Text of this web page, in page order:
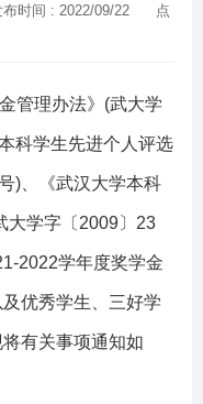
布时间 : 2022/09/22 点
管理办法》 (武大学
科学生先进个人评选
) 、《武汉大学本科
大学字〔 2009〕 23
2022学年度奖学金
优秀学生、三好学
有关事项通知如